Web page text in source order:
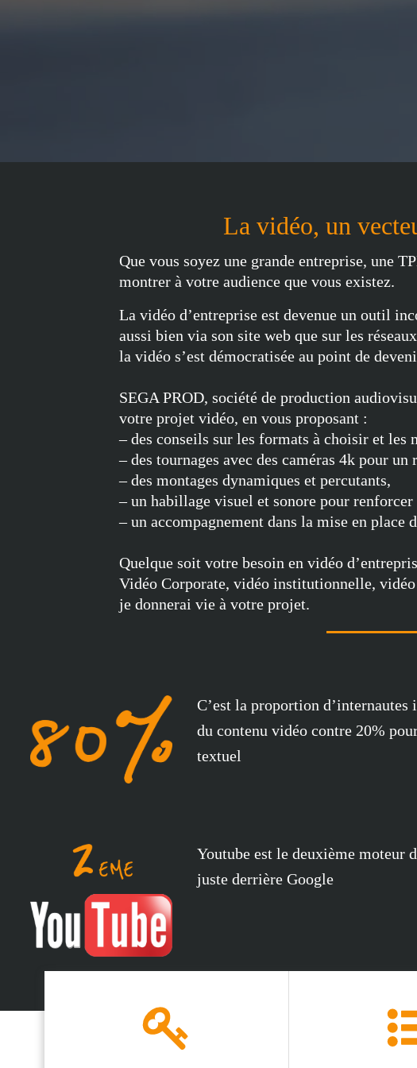
La vidéo, un
Que vous soyez une grande entreprise, une
montrer à votre audience que vous existez.
La vidéo d’entreprise est devenue un outil
aussi bien via son site web que sur les
la vidéo s’est démocratisée au point de
SEGA PROD, société de production
votre projet vidéo, en vous proposant :
– des conseils sur les formats à choisir et
– des tournages avec des caméras 4k pour
– des montages dynamiques et percutants,
– un habillage visuel et sonore pour renforcer
– un accompagnement dans la mise en place
Quelque soit votre besoin en vidéo
Vidéo Corporate, vidéo institutionnelle,
je donnerai vie à votre projet.
C’est la proportion d’internautes
du contenu vidéo contre 20%
textuel
Youtube est le deuxième moteur
juste derrière Google